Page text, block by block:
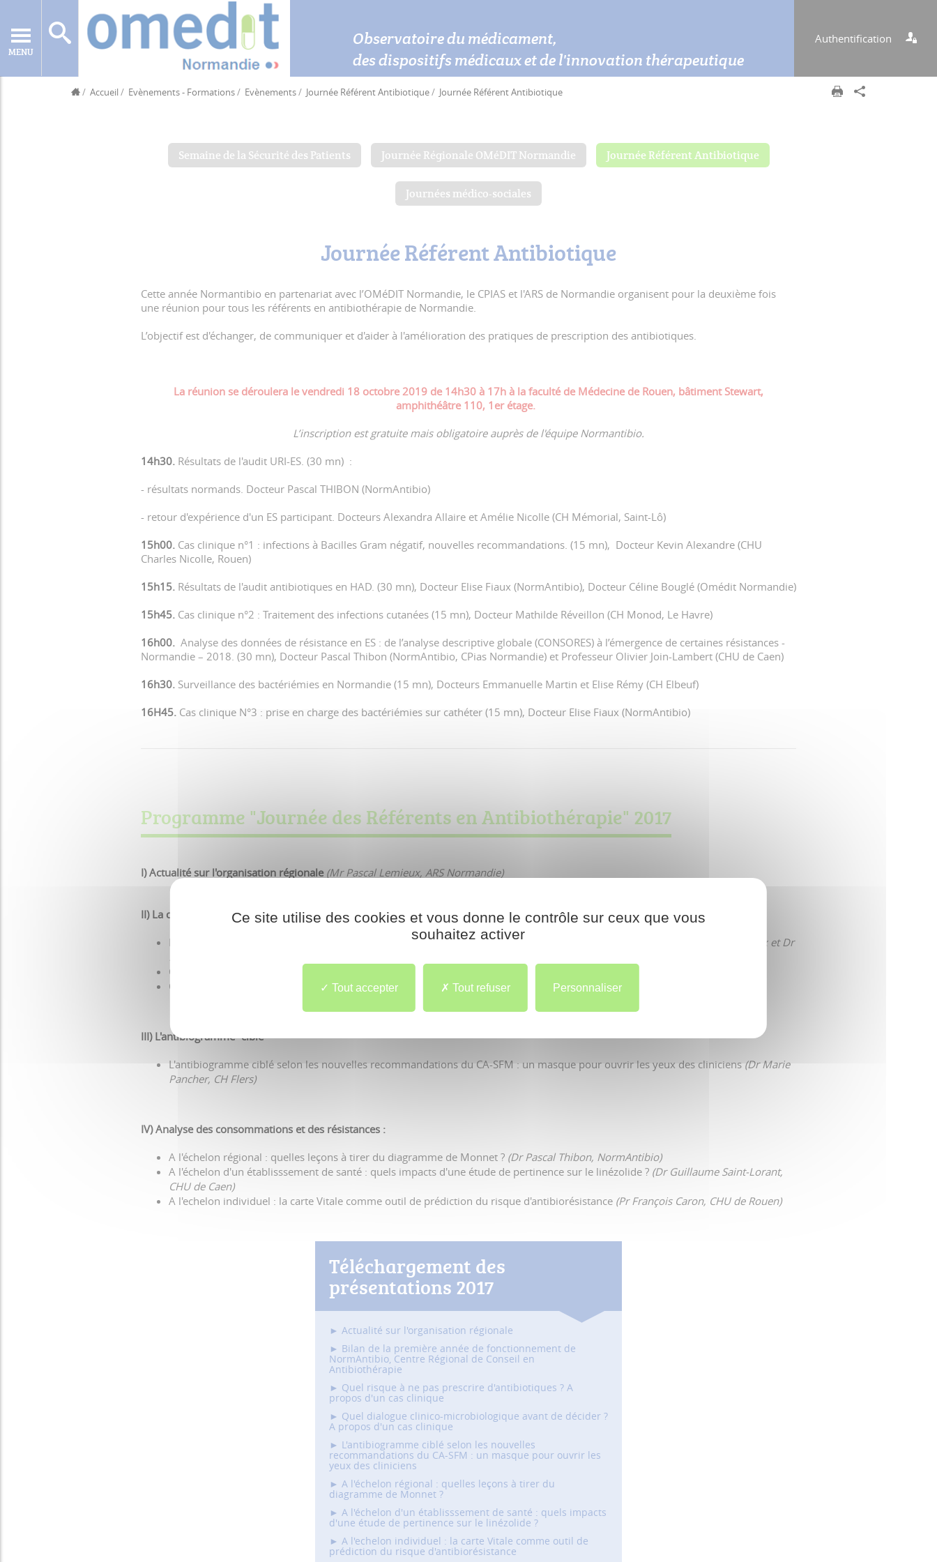
MENU
Authentification
Observatoire du médicament,
des dispositifs médicaux et de l'innovation thérapeutique
Accueil Evènements - Formations Evènements Journée Référent Antibiotique Journée Référent Antibiotique
Semaine de la Sécurité des Patients Journée Régionale OMéDIT Normandie Journée Référent Antibiotique
Journées médico-sociales
Journée Référent Antibiotique
Cette année Normantibio en partenariat avec l’OMéDIT Normandie, le CPIAS et l'ARS de Normandie organisent pour la deuxième fois
une réunion pour tous les référents en antibiothérapie de Normandie.
L’objectif est d'échanger, de communiquer et d'aider à l'amélioration des pratiques de prescription des antibiotiques.
La réunion se déroulera le vendredi 18 octobre 2019 de 14h30 à 17h à la faculté de Médecine de Rouen, bâtiment Stewart,
amphithéâtre 110, 1er étage.
L’inscription est gratuite mais obligatoire auprès de l'équipe Normantibio.
14h30. Résultats de l'audit URI-ES. (30 mn) :
- résultats normands. Docteur Pascal THIBON (NormAntibio)
- retour d'expérience d'un ES participant. Docteurs Alexandra Allaire et Amélie Nicolle (CH Mémorial, Saint-Lô)
15h00. Cas clinique n°1 : infections à Bacilles Gram négatif, nouvelles recommandations. (15 mn), Docteur Kevin Alexandre (CHU
Charles Nicolle, Rouen)
15h15. Résultats de l'audit antibiotiques en HAD. (30 mn), Docteur Elise Fiaux (NormAntibio), Docteur Céline Bouglé (Omédit Normandie)
15h45. Cas clinique n°2 : Traitement des infections cutanées (15 mn), Docteur Mathilde Réveillon (CH Monod, Le Havre)
16h00. Analyse des données de résistance en ES : de l’analyse descriptive globale (CONSORES) à l’émergence de certaines résistances -
Normandie – 2018. (30 mn), Docteur Pascal Thibon (NormAntibio, CPias Normandie) et Professeur Olivier Join-Lambert (CHU de Caen)
16h30. Surveillance des bactériémies en Normandie (15 mn), Docteurs Emmanuelle Martin et Elise Rémy (CH Elbeuf)
16H45. Cas clinique N°3 : prise en charge des bactériémies sur cathéter (15 mn), Docteur Elise Fiaux (NormAntibio)
Programme "Journée des Référents en Antibiothérapie" 2017
I) Actualité sur l'organisation régionale (Mr Pascal Lemieux, ARS Normandie)
II) La concertation au cas par cas : irremplaçable !
Bilan de la première année de fonctionnement de NormAntibio, Centre Régional de Conseil en Antibiothérapie
(Dr Elise Fiaux et Dr
Emmanuel Piednoir, NormAntibio)
Quel risque à ne pas prescrire d'antibiotiques ? A propos d'un cas clinique
Quel dialogue clinico-microbiologique avant de décider ? A propos d'un cas clinique(Pr François Caron, CHU de Rouen)
III) L'antibiogramme "ciblé"
L'antibiogramme ciblé selon les nouvelles recommandations du CA-SFM : un masque pour ouvrir les yeux des cliniciens (Dr Marie
Pancher, CH Flers)
IV) Analyse des consommations et des résistances :
A l'échelon régional : quelles leçons à tirer du diagramme de Monnet ? (Dr Pascal Thibon, NormAntibio)
A l'échelon d'un établisssement de santé : quels impacts d'une étude de pertinence sur le linézolide ? (Dr Guillaume Saint-Lorant,
CHU de Caen)
A l'echelon individuel : la carte Vitale comme outil de prédiction du risque d'antibiorésistance (Pr François Caron, CHU de Rouen)
Téléchargement des
présentations 2017
► Actualité sur l'organisation régionale
► Bilan de la première année de fonctionnement de
NormAntibio, Centre Régional de Conseil en
Antibiothérapie
► Quel risque à ne pas prescrire d'antibiotiques ? A
propos d'un cas clinique
► Quel dialogue clinico-microbiologique avant de décider ?
A propos d'un cas clinique
► L'antibiogramme ciblé selon les nouvelles
recommandations du CA-SFM : un masque pour ouvrir les
yeux des cliniciens
► A l'échelon régional : quelles leçons à tirer du
diagramme de Monnet ?
► A l'échelon d'un établisssement de santé : quels impacts
d'une étude de pertinence sur le linézolide ?
► A l'echelon individuel : la carte Vitale comme outil de
prédiction du risque d'antibiorésistance
Ce site utilise des cookies et vous donne le contrôle sur ceux que vous
souhaitez activer
Tout accepter Tout refuser Personnaliser